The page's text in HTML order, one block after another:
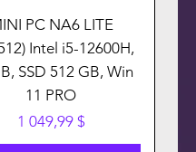
PC NA6 LITE
Intel i5-12600H,
SSD 512 GB, Win
11 PRO
Prix
1 049,99 $